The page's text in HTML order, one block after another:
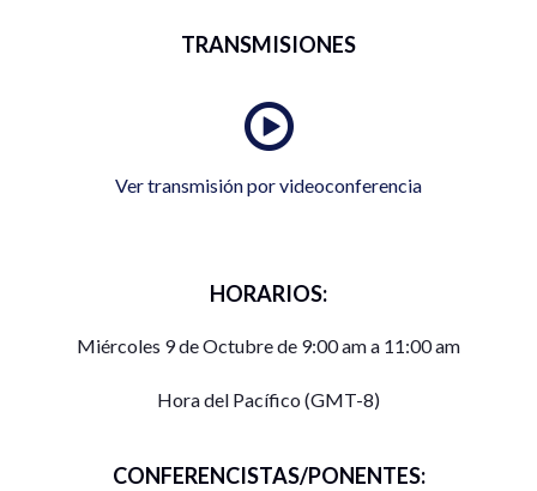
TRANSMISIONES
Ver transmisión por videoconferencia
HORARIOS:
Miércoles 9 de Octubre de 9:00 am a 11:00 am
Hora del Pacífico (GMT-8)
CONFERENCISTAS/PONENTES: